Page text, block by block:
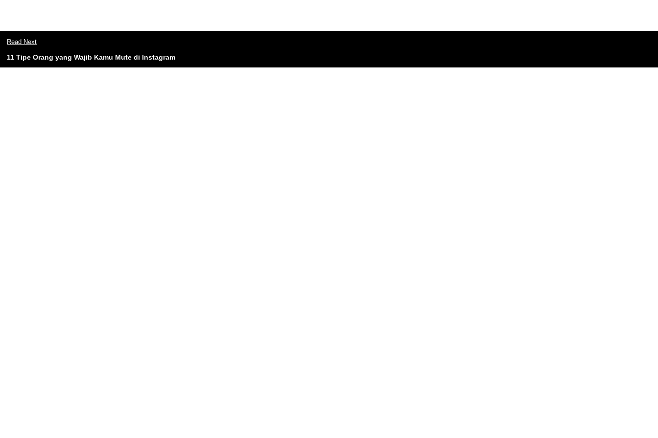
Read Next
11 Tipe Orang yang Wajib Kamu Mute di Instagram